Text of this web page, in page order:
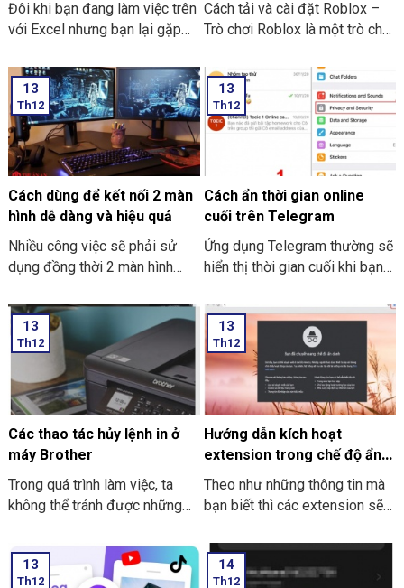
Đôi khi bạn đang làm việc trên
với Excel nhưng bạn lại gặp
bị mất điện bạn quên chưa kịp
lưu hay laptop tắt nguồn đột
ngột làm cho bạn chưa thể kịp
lưu file. Và dưới đây là những
cách hướng dẫn bạn cách để
lấy lại file Excel chưa kịp lưu
đơn giản và dễ thực hiện.
Cách tải và cài đặt Roblox –
Trò chơi Roblox là một trò chơi
bước vào thế giới trò chơi ảo
và trải nghiệm không gian vô
cùng mới lạ trên máy tính của
mình. Hôm nay THIÊN SƠN
COMPUTER sẽ chia sẻ với
bạn cách hướng dẫn thực hiện
cách tải và cài đặt Roblox trên
máy tính thật đơn giản.
13
Th12
Cách dùng để kết nối 2 màn
hình dễ dàng và hiệu quả
Nhiều công việc sẽ phải sử
dụng đồng thời 2 màn hình
tối ưu và nhanh hơn. Nhưng
cách dùng để kết nối 2 màn
hình dễ dàng và hiệu quả như
thế nào? Nếu bạn chưa biết thì
cùng Thiên Sơn Computer tìm
hiểu nhé.
13
Th12
Cách ẩn thời gian online
cuối trên Telegram
Ứng dụng Telegram thường sẽ
hiển thị thời gian cuối khi bạn
có thể ẩn thông tin này với các
thao tác đơn giản. Hãy cùng
THIÊN SƠN Computer tìm hiểu
cách làm sau nhé.
13
Th12
Các thao tác hủy lệnh in ở
máy Brother
Trong quá trình làm việc, ta
không thể tránh được những
Sẽ có lúc bạn lỡ tay nhấn in
nhầm, nhấn nhầm file hay là lỡ
13
Th12
Hướng dẫn kích hoạt
extension trong chế độ ẩn
danh ở Google Chrome
Theo như những thông tin mà
bạn biết thì các extension sẽ
tab ẩn danh ở trên Google
Chrome. Trong bài viết này
13
Th12
14
Th12